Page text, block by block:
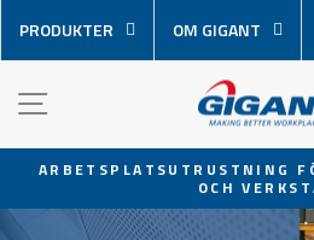
över
innehåll
PRODUKTER OM GIGANT
ARBETSPLATSUTRUSTNING
OCH